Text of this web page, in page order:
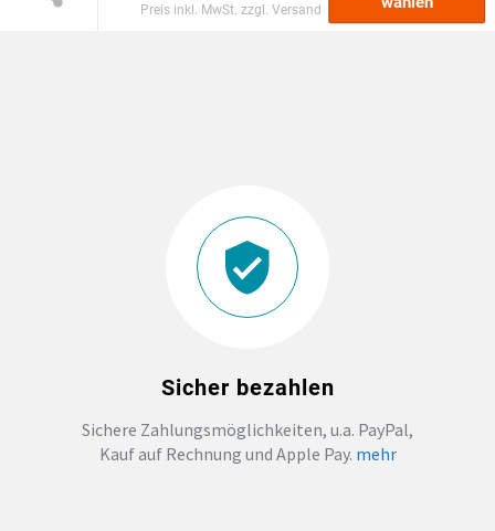
DTF BOGEN
Preis inkl. MwSt. zzgl. Versand
Sicher bezahlen
Sichere Zahlungsmöglichkeiten, u.a. PayPal,
Kauf auf Rechnung und Apple Pay. mehr